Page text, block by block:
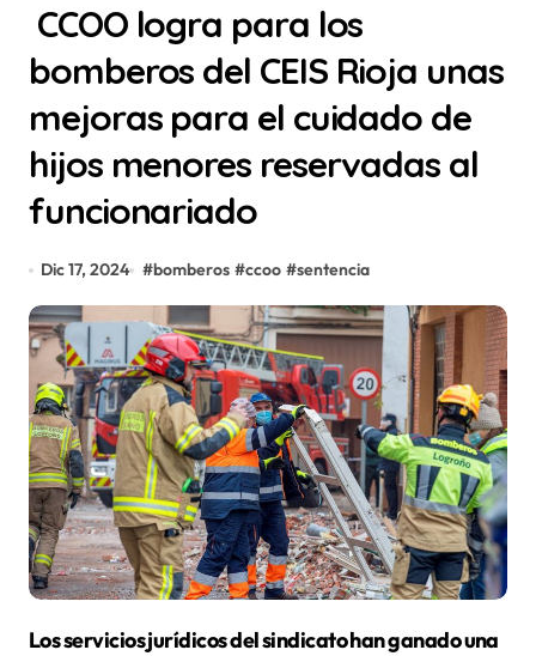
CCOO logra para los
bomberos del CEIS Rioja unas
mejoras para el cuidado de
hijos menores reservadas al
funcionariado
Dic 17, 2024 #bomberos #ccoo #sentencia
Los servicios jurídicos del sindicato han ganado una